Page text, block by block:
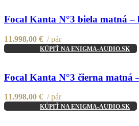
Quick view
Focal Kanta N°3 biela matná –
11.998,00 € pár
KÚPIŤ NA ENIGMA-AUDIO.SK
Quick view
Focal Kanta N°3 čierna matná
11.998,00 € pár
KÚPIŤ NA ENIGMA-AUDIO.SK